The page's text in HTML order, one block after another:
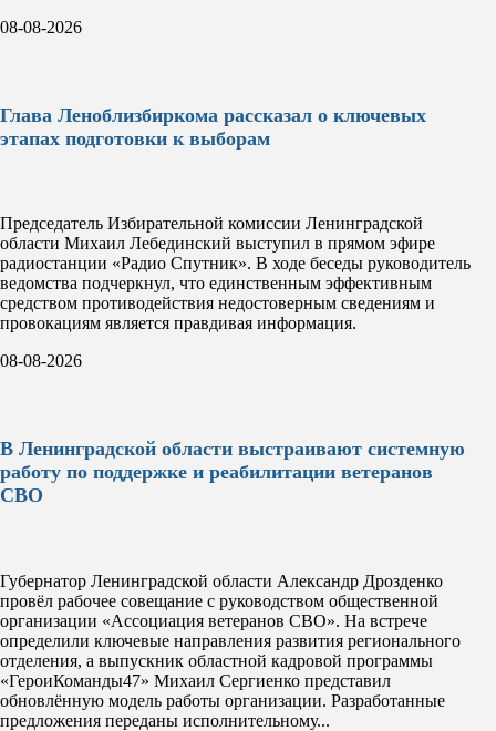
08-08-2026
Глава Леноблизбиркома рассказал о ключевых
этапах подготовки к выборам
Председатель Избирательной комиссии Ленинградской
области Михаил Лебединский выступил в прямом эфире
радиостанции «Радио Спутник». В ходе беседы руководитель
ведомства подчеркнул, что единственным эффективным
средством противодействия недостоверным сведениям и
провокациям является правдивая информация.
08-08-2026
В Ленинградской области выстраивают системную
работу по поддержке и реабилитации ветеранов
СВО
Губернатор Ленинградской области Александр Дрозденко
провёл рабочее совещание с руководством общественной
организации «Ассоциация ветеранов СВО». На встрече
определили ключевые направления развития регионального
отделения, а выпускник областной кадровой программы
«ГероиКоманды47» Михаил Сергиенко представил
обновлённую модель работы организации. Разработанные
предложения переданы исполнительному...